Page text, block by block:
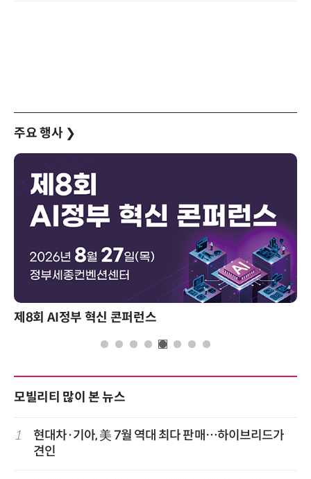
주요 행사 ❯
제8회 AI정부 혁신 콘퍼런스
모빌리티 많이 본 뉴스
1
현대차·기아, 美 7월 역대 최다 판매…하이브리드가
견인